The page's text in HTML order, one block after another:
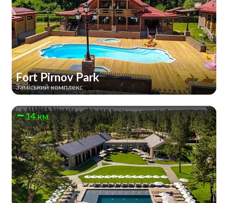
Fort Pirnov Park
Заміський комплекс
14 км